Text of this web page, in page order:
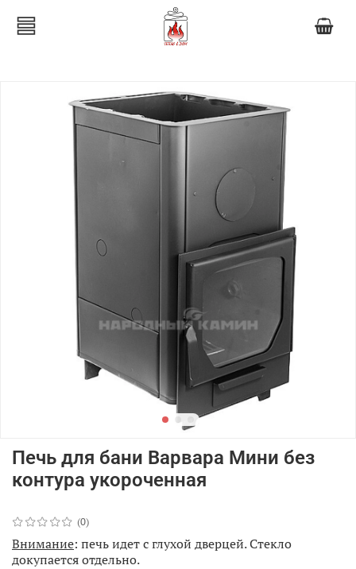
(0)
Печь для бани Варвара Мини без
контура укороченная
Внимание: печь идет с глухой дверцей. Стекло
докупается отдельно.